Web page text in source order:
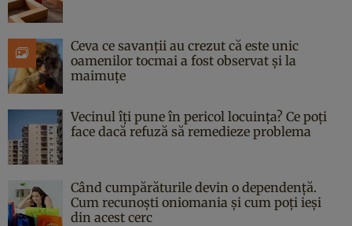
Ceva ce savanții au crezut că este unic
oamenilor tocmai a fost observat și la
maimuțe
Vecinul îți pune în pericol locuința? Ce poți
face dacă refuză să remedieze problema
Când cumpărăturile devin o dependență.
Cum recunoști oniomania și cum poți ieși
din acest cerc